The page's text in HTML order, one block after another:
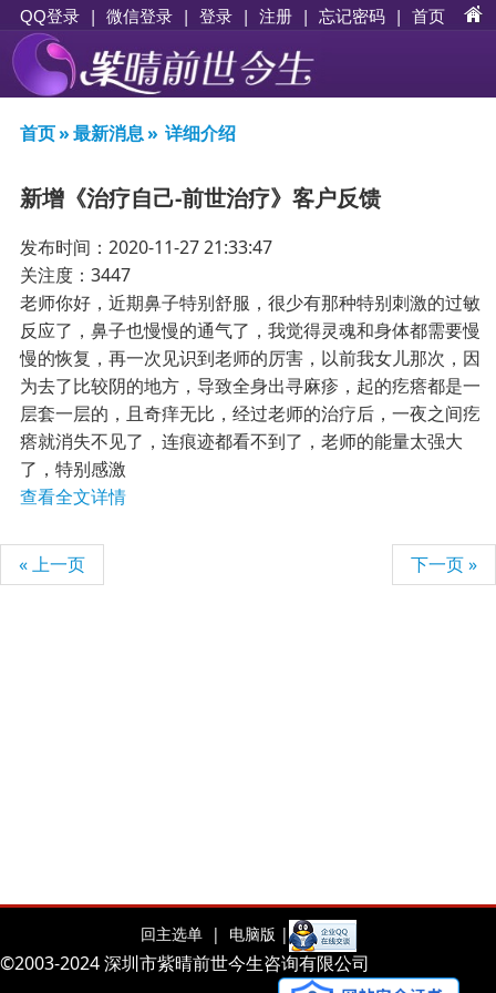
QQ登录 | 微信登录 | 登录 | 注册 | 忘记密码 | 首页
首页»最新消息» 详细介绍
新增《治疗自己-前世治疗》客户反馈
发布时间：2020-11-27 21:33:47
关注度：3447
老师你好，近期鼻子特别舒服，很少有那种特别刺激的过敏
反应了，鼻子也慢慢的通气了，我觉得灵魂和身体都需要慢
慢的恢复，再一次见识到老师的厉害，以前我女儿那次，因
为去了比较阴的地方，导致全身出寻麻疹，起的疙瘩都是一
层套一层的，且奇痒无比，经过老师的治疗后，一夜之间疙
瘩就消失不见了，连痕迹都看不到了，老师的能量太强大
了，特别感激
查看全文详情
« 上一页 下一页 »
回主选单 | 电脑版 |
©2003-2024 深圳市紫晴前世今生咨询有限公司